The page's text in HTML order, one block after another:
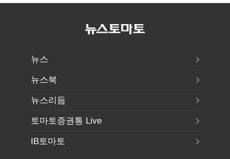
뉴스
뉴스북
뉴스리듬
토마토증권통 Live
IB토마토